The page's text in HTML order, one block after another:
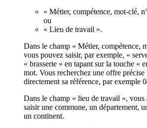
« Métier, compétence, mot-clé,
ou
« Lieu de travail ».
Dans le champ « Métier, compétence,
vous pouvez saisir, par exemple, «
« brasserie » en tapant sur la touche «
mot. Vous recherchez une offre précise
directement sa référence, par exemple
Dans le champ « lieu de travail », vous
saisir une commune, un département,
un continent.